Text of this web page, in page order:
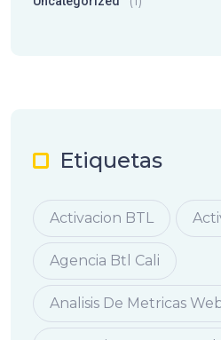
Etiquetas
Activacion BTL
Agencia Btl Cali
Analisis De Metricas